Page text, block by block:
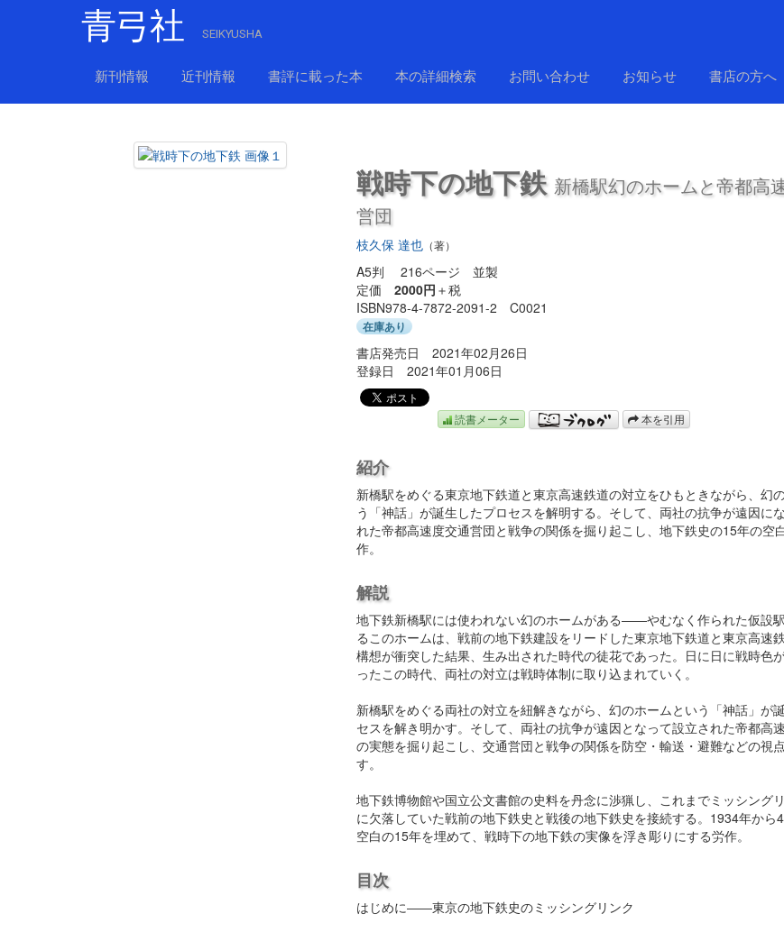
青弓社 SEIKYUSHA
新刊情報 近刊情報 書評に載った本 本の詳細検索 お問い合わせ お知らせ 書店の方へ
戦時下の地下鉄 新橋駅幻のホームと帝都高
営団
枝久保 達也（著）
A5判 216ページ 並製
定価 2000円 ＋税
ISBN978-4-7872-2091-2 C0021
在庫あり
書店発売日 2021年02月26日
登録日 2021年01月06日
読書メーター 本を引用
紹介
新橋駅をめぐる東京地下鉄道と東京高速鉄道の対立をひもときながら、幻
う「神話」が誕生したプロセスを解明する。そして、両社の抗争が遠因に
れた帝都高速度交通営団と戦争の関係を掘り起こし、地下鉄史の15年の空
作。
解説
地下鉄新橋駅には使われない幻のホームがある――やむなく作られた仮設
るこのホームは、戦前の地下鉄建設をリードした東京地下鉄道と東京高速
構想が衝突した結果、生み出された時代の徒花であった。日に日に戦時色
ったこの時代、両社の対立は戦時体制に取り込まれていく。
新橋駅をめぐる両社の対立を紐解きながら、幻のホームという「神話」が
セスを解き明かす。そして、両社の抗争が遠因となって設立された帝都高
の実態を掘り起こし、交通営団と戦争の関係を防空・輸送・避難などの視
す。
地下鉄博物館や国立公文書館の史料を丹念に渉猟し、これまでミッシング
に欠落していた戦前の地下鉄史と戦後の地下鉄史を接続する。1934年から
空白の15年を埋めて、戦時下の地下鉄の実像を浮き彫りにする労作。
目次
はじめに――東京の地下鉄史のミッシングリンク